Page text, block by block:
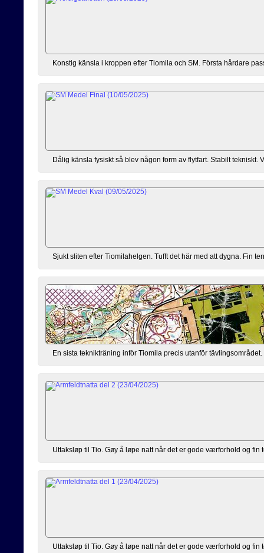
Konstig känsla i kroppen efter Tiomila och SM. Första hårdare
Dålig känsla fysiskt så blev någon form av flytfart. Stabilt tekniskt.
Sjukt sliten efter Tiomilahelgen. Tufft det här med att dygna. Fin
En sista teknikträning inför Tiomila precis utanför
Uttaksløp til Tio. Gøy å løpe natt når det er gode værforhold og
Uttaksløp til Tio. Gøy å løpe natt når det er gode værforhold og